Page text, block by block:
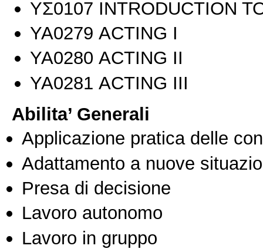
ΥΣ0107 INTRODUCTION
ΥΑ0279 ACTING I
ΥΑ0280 ACTING II
ΥΑ0281 ACTING III
Abilita’ Generali
Applicazione pratica delle
Adattamento a nuove
Presa di decisione
Lavoro autonomo
Lavoro in gruppo